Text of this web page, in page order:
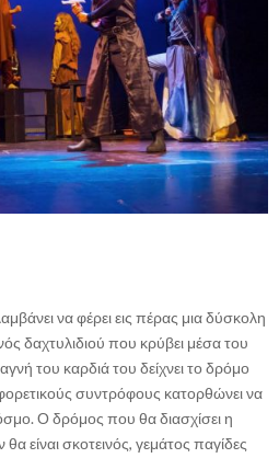
να φέρει εις πέρας μια δύσκολη
δαχτυλιδιού που κρύβει μέσα του
του καρδιά του δείχνει το δρόμο
συντρόφους κατορθώνει να
Ο δρόμος που θα διασχίσει η
είναι σκοτεινός, γεμάτος παγίδες